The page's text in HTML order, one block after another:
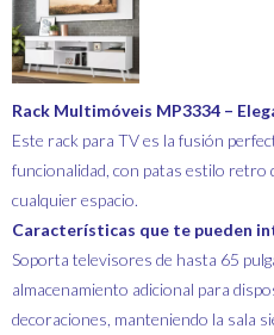
Rack Multimóveis MP3334 –
Este rack para TV es la fusión
funcionalidad, con patas estilo retro
cualquier espacio.
Características que te pueden
Soporta televisores de hasta 65
almacenamiento adicional para
decoraciones, manteniendo la sala